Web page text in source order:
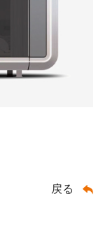
戻る 